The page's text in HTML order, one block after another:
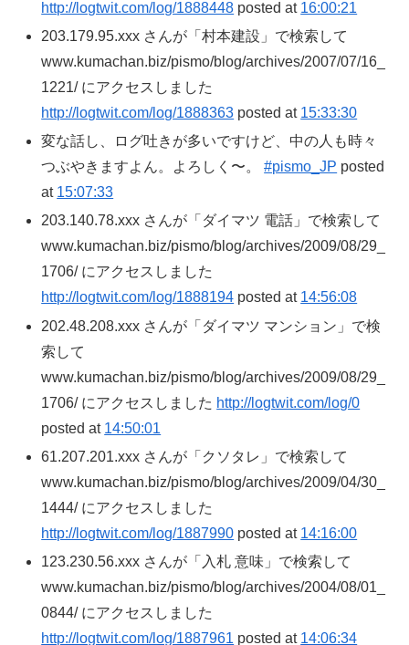
http://logtwit.com/log/1888448 posted at 16:00:21
203.179.95.xxx さんが「村本建設」で検索して
www.kumachan.biz/pismo/blog/archives/2007/07/16_
1221/ にアクセスしました
http://logtwit.com/log/1888363 posted at 15:33:30
変な話し、ログ吐きが多いですけど、中の人も時々
つぶやきますよん。よろしく〜。#pismo_JP posted
at 15:07:33
203.140.78.xxx さんが「ダイマツ 電話」で検索して
www.kumachan.biz/pismo/blog/archives/2009/08/29_
1706/ にアクセスしました
http://logtwit.com/log/1888194 posted at 14:56:08
202.48.208.xxx さんが「ダイマツ マンション」で検
索して
www.kumachan.biz/pismo/blog/archives/2009/08/29_
1706/ にアクセスしました http://logtwit.com/log/0
posted at 14:50:01
61.207.201.xxx さんが「クソタレ」で検索して
www.kumachan.biz/pismo/blog/archives/2009/04/30_
1444/ にアクセスしました
http://logtwit.com/log/1887990 posted at 14:16:00
123.230.56.xxx さんが「入札 意味」で検索して
www.kumachan.biz/pismo/blog/archives/2004/08/01_
0844/ にアクセスしました
http://logtwit.com/log/1887961 posted at 14:06:34